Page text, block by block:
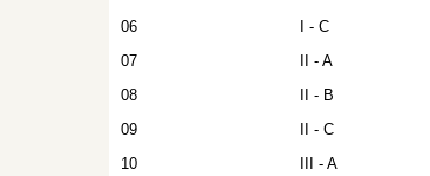
06
I - C
07
II - A
08
II - B
09
II - C
10
III - A